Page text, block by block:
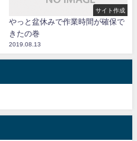
サイト作成
やっと盆休みで作業時間が確保で
きたの巻
2019.08.13